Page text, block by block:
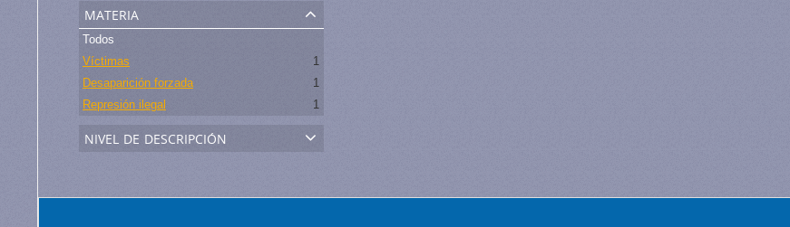
materia
Todos
Víctimas
1
Desaparición forzada
1
Represión ilegal
1
nivel de descripción